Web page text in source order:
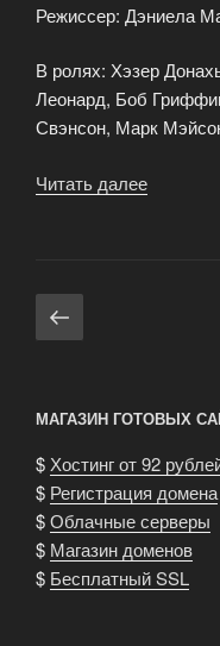
Режиссер: Дэниела
В ролях: Хэзер
Леонард, Боб
Свэнсон, Марк
Читать далее
Навигация
постраница
МАГАЗИН ГОТОВЫХ
$Хостинг от 92
$ Регистрация домена
$Облачные серверы
$ Магазин доменов
$ Бесплатный SSL